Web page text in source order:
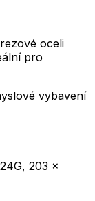
oceli
pro
vybavení
203 x